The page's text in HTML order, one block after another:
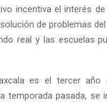
incentiva el interés
de problemas
real y las escuelas
es el tercer año
temporada pasada, se